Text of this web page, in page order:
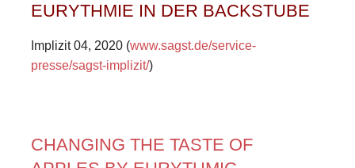
EURYTHMIE IN DER BACKSTUBE
Implizit 04, 2020 (www.sagst.de/service-
presse/sagst-implizit/)
CHANGING THE TASTE OF